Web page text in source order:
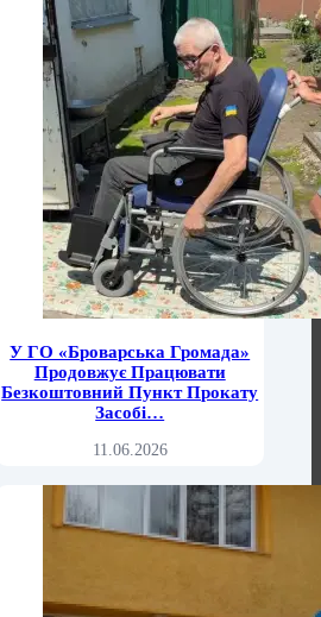
У ГО «Броварська Громада»
Продовжує Працювати
Безкоштовний Пункт Прокату
Засобі…
11.06.2026